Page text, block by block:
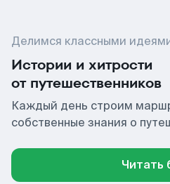
Делимся классными
Истории и хитрости
от путешественников
Каждый день строим
собственные знания о
Читать